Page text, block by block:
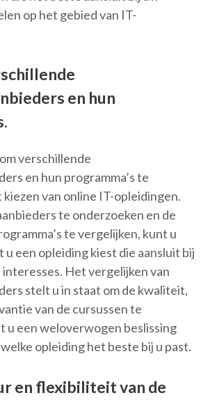
op het gebied van IT-
en hun
verschillende
en hun programma’s te
van online IT-opleidingen.
te onderzoeken en de
te vergelijken, kunt u
u een opleiding kiest die aansluit bij
Het vergelijken van
stelt u in staat om de kwaliteit,
van de cursussen te
u een weloverwogen beslissing
opleiding het beste bij u past.
en flexibiliteit van de